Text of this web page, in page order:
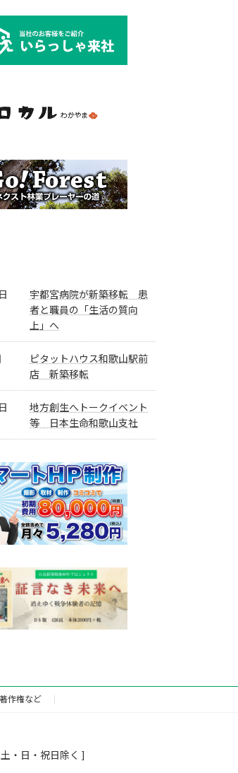
宇都宮病院が新築移転 患
者と職員の「生活の質向
上」へ
ピタットハウス和歌山駅前
店 新築移転
地方創生へトークイベント
等 日本生命和歌山支社
著作権など
・日・祝日除く ]